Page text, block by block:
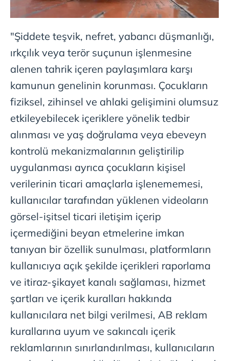
"Şiddete teşvik, nefret, yabancı düşmanlığı,
ırkçılık veya terör suçunun işlenmesine
alenen tahrik içeren paylaşımlara karşı
kamunun genelinin korunması. Çocukların
fiziksel, zihinsel ve ahlaki gelişimini olumsuz
etkileyebilecek içeriklere yönelik tedbir
alınması ve yaş doğrulama veya ebeveyn
kontrolü mekanizmalarının geliştirilip
uygulanması ayrıca çocukların kişisel
verilerinin ticari amaçlarla işlenememesi,
kullanıcılar tarafından yüklenen videoların
görsel-işitsel ticari iletişim içerip
içermediğini beyan etmelerine imkan
tanıyan bir özellik sunulması, platformların
kullanıcıya açık şekilde içerikleri raporlama
ve itiraz-şikayet kanalı sağlaması, hizmet
şartları ve içerik kuralları hakkında
kullanıcılara net bilgi verilmesi, AB reklam
kurallarına uyum ve sakıncalı içerik
reklamlarının sınırlandırılması, kullanıcıların